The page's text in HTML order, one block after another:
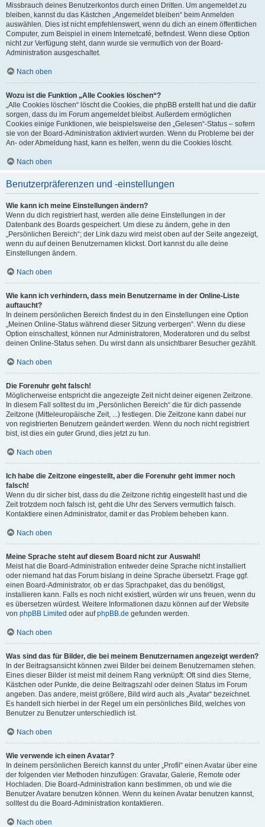
Missbrauch deines Benutzerkontos durch einen Dritten. Um angemeldet zu
bleiben, kannst du das Kästchen „Angemeldet bleiben“ beim Anmelden
auswählen. Dies ist nicht empfehlenswert, wenn du dich an einem öffentlichen
Computer, zum Beispiel in einem Internetcafé, befindest. Wenn diese Option
nicht zur Verfügung steht, dann wurde sie vermutlich von der Board-
Administration ausgeschaltet.
Nach oben
Wozu ist die Funktion „Alle Cookies löschen“?
„Alle Cookies löschen“ löscht die Cookies, die phpBB erstellt hat und die dafür
sorgen, dass du im Forum angemeldet bleibst. Außerdem ermöglichen
Cookies einige Funktionen, wie beispielsweise den „Gelesen“-Status – sofern
sie von der Board-Administration aktiviert wurden. Wenn du Probleme bei der
An- oder Abmeldung hast, kann es helfen, wenn du die Cookies löscht.
Nach oben
Benutzerpräferenzen und -einstellungen
Wie kann ich meine Einstellungen ändern?
Wenn du dich registriert hast, werden alle deine Einstellungen in der
Datenbank des Boards gespeichert. Um diese zu ändern, gehe in den
„Persönlichen Bereich“; der Link dazu wird meist oben auf der Seite angezeigt,
wenn du auf deinen Benutzernamen klickst. Dort kannst du alle deine
Einstellungen ändern.
Nach oben
Wie kann ich verhindern, dass mein Benutzername in der Online-Liste
auftaucht?
In deinem persönlichen Bereich findest du in den Einstellungen eine Option
„Meinen Online-Status während dieser Sitzung verbergen“. Wenn du diese
Option einschaltest, können nur Administratoren, Moderatoren und du selbst
deinen Online-Status sehen. Du wirst dann als unsichtbarer Besucher gezählt.
Nach oben
Die Forenuhr geht falsch!
Möglicherweise entspricht die angezeigte Zeit nicht deiner eigenen Zeitzone.
In diesem Fall solltest du im „Persönlichen Bereich“ die für dich passende
Zeitzone (Mitteleuropäische Zeit, ...) festlegen. Die Zeitzone kann dabei nur
von registrierten Benutzern geändert werden. Wenn du noch nicht registriert
bist, ist dies ein guter Grund, dies jetzt zu tun.
Nach oben
Ich habe die Zeitzone eingestellt, aber die Forenuhr geht immer noch
falsch!
Wenn du dir sicher bist, dass du die Zeitzone richtig eingestellt hast und die
Zeit trotzdem noch falsch ist, geht die Uhr des Servers vermutlich falsch.
Kontaktiere einen Administrator, damit er das Problem beheben kann.
Nach oben
Meine Sprache steht auf diesem Board nicht zur Auswahl!
Meist hat die Board-Administration entweder deine Sprache nicht installiert
oder niemand hat das Forum bislang in deine Sprache übersetzt. Frage ggf.
einen Board-Administrator, ob er das Sprachpaket, das du benötigst,
installieren kann. Falls es noch nicht existiert, würden wir uns freuen, wenn du
es übersetzen würdest. Weitere Informationen dazu können auf der Website
von phpBB Limited oder aufphpBB.de gefunden werden.
Nach oben
Was sind das für Bilder, die bei meinem Benutzernamen angezeigt werden?
In der Beitragsansicht können zwei Bilder bei deinem Benutzernamen stehen.
Eines dieser Bilder ist meist mit deinem Rang verknüpft: Oft sind dies Sterne,
Kästchen oder Punkte, die deine Beitragszahl oder deinen Status im Forum
angeben. Das andere, meist größere, Bild wird auch als „Avatar“ bezeichnet.
Es handelt sich hierbei in der Regel um ein persönliches Bild, welches von
Benutzer zu Benutzer unterschiedlich ist.
Nach oben
Wie verwende ich einen Avatar?
In deinem persönlichen Bereich kannst du unter „Profil“ einen Avatar über eine
der folgenden vier Methoden hinzufügen: Gravatar, Galerie, Remote oder
Hochladen. Die Board-Administration kann bestimmen, ob und wie die
Benutzer Avatare benutzen können. Wenn du keinen Avatar benutzen kannst,
solltest du die Board-Administration kontaktieren.
Nach oben